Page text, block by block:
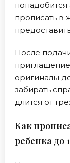
понадобится
прописать в
После
оригиналы
забирать
длится от
Как
ребенка до